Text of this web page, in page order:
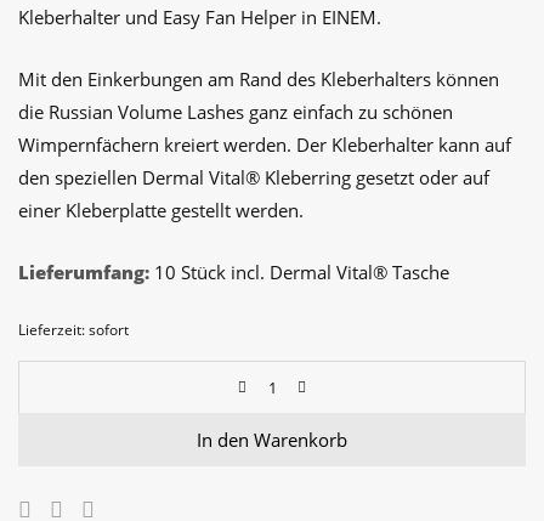
Kleberhalter und Easy Fan Helper in EINEM.
Mit den Einkerbungen am Rand des Kleberhalters können
die Russian Volume Lashes ganz einfach zu schönen
Wimpernfächern kreiert werden. Der Kleberhalter kann auf
den speziellen Dermal Vital® Kleberring gesetzt oder auf
einer Kleberplatte gestellt werden.
Lieferumfang: 10 Stück incl. Dermal Vital® Tasche
Lieferzeit: sofort
In den Warenkorb